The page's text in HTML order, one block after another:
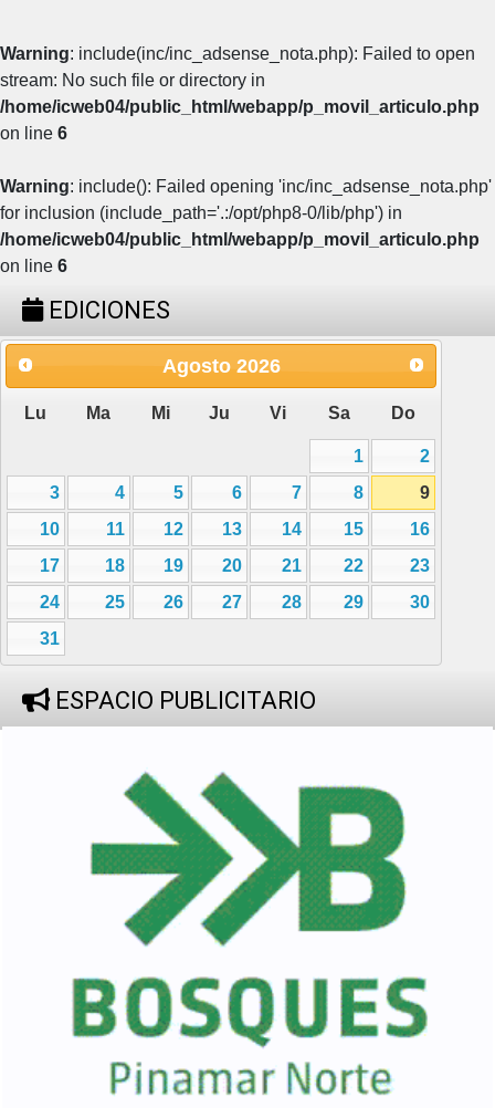
Warning: include(inc/inc_adsense_nota.php): Failed to open
stream: No such file or directory in
/home/icweb04/public_html/webapp/p_movil_articulo.php
on line 6
Warning: include(): Failed opening 'inc/inc_adsense_nota.php'
for inclusion (include_path='.:/opt/php8-0/lib/php') in
/home/icweb04/public_html/webapp/p_movil_articulo.php
on line 6
EDICIONES
Agosto 2026
Lu Ma Mi Ju Vi Sa Do
1
2
3
4 5 6 7 8
9
10
11 12 13 14 15
16
17
18 19 20 21 22
23
24
25 26 27 28 29
30
31
ESPACIO PUBLICITARIO